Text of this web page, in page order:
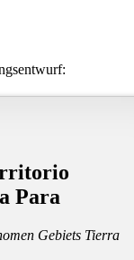
Para
Gebiets Tierra